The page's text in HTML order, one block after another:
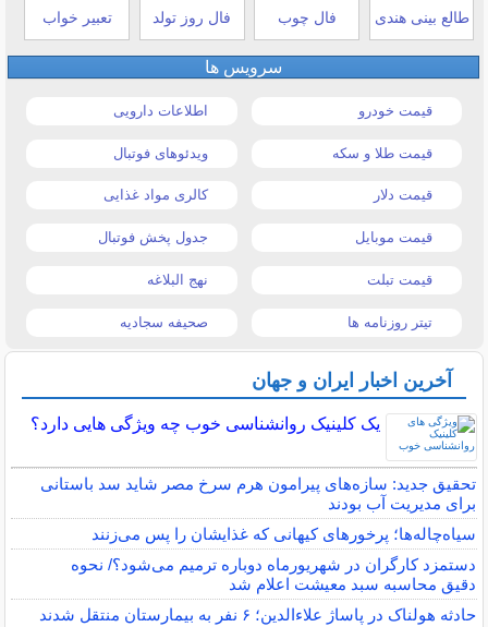
طالع بینی هندی فال چوب فال روز تولد تعبیر خواب
سرویس ها
قیمت خودرو اطلاعات دارویی
قیمت طلا و سکه ویدئوهای فوتبال
قیمت دلار کالری مواد غذایی
قیمت موبایل جدول پخش فوتبال
قیمت تبلت نهج البلاغه
تیتر روزنامه ها صحیفه سجادیه
آخرین اخبار ایران و جهان
یک کلینیک روانشناسی خوب چه ویژگی هایی دارد؟
تحقیق جدید: سازه‌های پیرامون هرم سرخ مصر شاید سد باستانی
برای مدیریت آب بودند
سیاه‌چاله‌ها؛ پرخورهای کیهانی که غذایشان را پس می‌زنند
دستمزد کارگران در شهریورماه دوباره ترمیم می‌شود؟/ نحوه
دقیق محاسبه سبد معیشت اعلام شد
حادثه هولناک در پاساژ علاءالدین؛ ۶ نفر به بیمارستان منتقل شدند